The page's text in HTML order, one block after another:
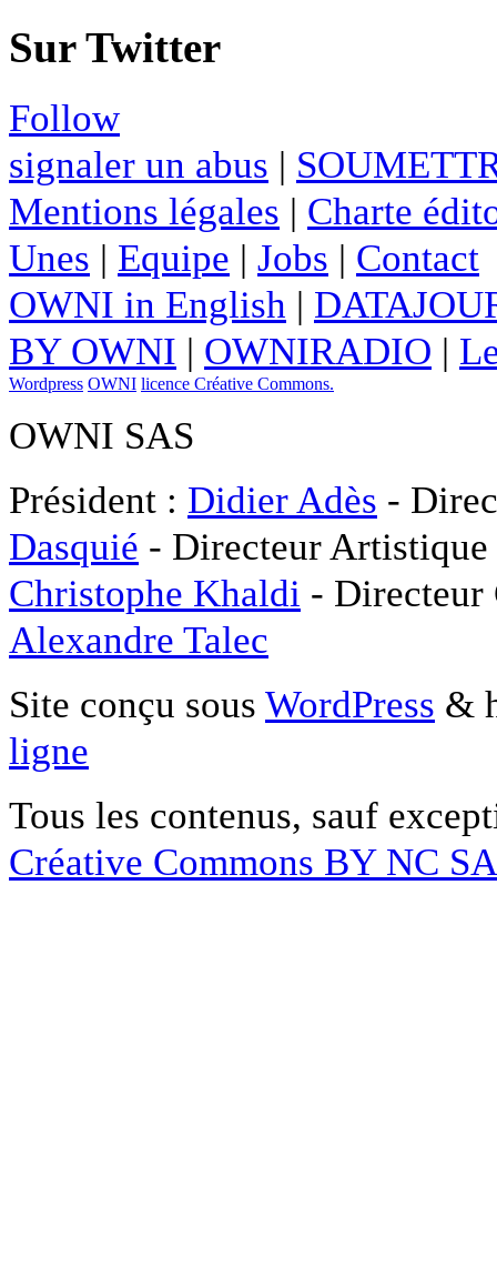
Sur Twitter
Follow
signaler un abus |
Mentions légales | Charte
Unes | Equipe | Jobs | Contact
OWNI in English |
BY OWNI | OWNIRADIO |
Wordpress OWNI licence Créative Commons.
OWNI SAS
Président : Didier Adès -
Dasquié - Directeur
Christophe Khaldi -
Alexandre Talec
Site conçu sous WordPress &
ligne
Tous les contenus, sauf
Créative Commons BY NC SA